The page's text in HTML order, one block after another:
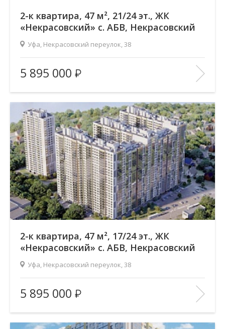
2-к квартира, 47 м², 21/24 эт., ЖК
«Некрасовский» с. АБВ, Некрасовский
переулок
Уфа, Некрасовский переулок, 38
Жилой комплекс:
ЖК «Некрасовский» с. АБВ
Количество комнат:
2
Район:
Зеленая роща
Этажность:
24
Общая площадь:
47.16 м2
Отделка помещения:
без отделки
Год постройки дома:
2025
В ИЗБРАННОЕ
5 895 000
2-к квартира, 47 м², 17/24 эт., ЖК
«Некрасовский» с. АБВ, Некрасовский
переулок
Уфа, Некрасовский переулок, 38
Жилой комплекс:
ЖК «Некрасовский» с. АБВ
Количество комнат:
2
Район:
Зеленая роща
Этажность:
5 895 000